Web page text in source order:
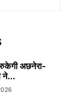
अछनेरा-
ने...